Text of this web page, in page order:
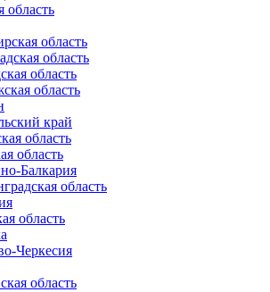
область
область
область
область
область
край
область
область
Балкария
область
область
Черкесия
область